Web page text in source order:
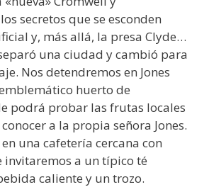
secretos que se esconden
y, más allá, la presa Clyde…
una ciudad y cambió para
Nos detendremos en Jones
huerto de
podrá probar las frutas locales
a la propia señora Jones.
una cafetería cercana con
invitaremos a un típico té
caliente y un trozo.